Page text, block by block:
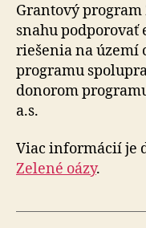
Grantový program
snahu
riešenia na území
programu
donorom
a.s.
Viac informácií je
Zelené oázy.